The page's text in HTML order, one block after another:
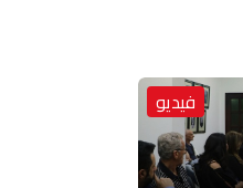
فيديو